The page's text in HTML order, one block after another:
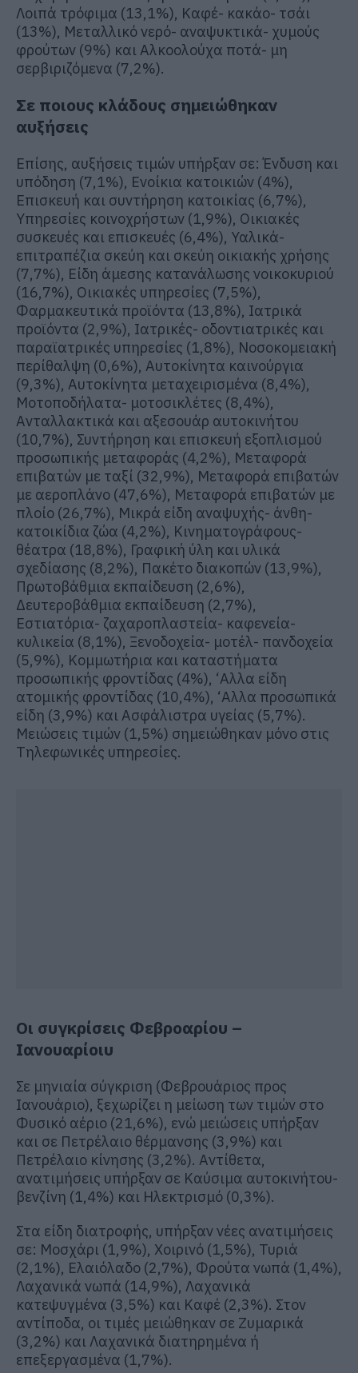
Λοιπά τρόφιμα (13,1%), Καφέ- κακάο- τσάι
(13%), Μεταλλικό νερό- αναψυκτικά- χυμούς
φρούτων (9%) και Αλκοολούχα ποτά- μη
σερβιριζόμενα (7,2%).
Σε ποιους κλάδους σημειώθηκαν
αυξήσεις
Επίσης, αυξήσεις τιμών υπήρξαν σε: Ένδυση και
υπόδηση (7,1%), Ενοίκια κατοικιών (4%),
Επισκευή και συντήρηση κατοικίας (6,7%),
Υπηρεσίες κοινοχρήστων (1,9%), Οικιακές
συσκευές και επισκευές (6,4%), Υαλικά-
επιτραπέζια σκεύη και σκεύη οικιακής χρήσης
(7,7%), Είδη άμεσης κατανάλωσης νοικοκυριού
(16,7%), Οικιακές υπηρεσίες (7,5%),
Φαρμακευτικά προϊόντα (13,8%), Ιατρικά
προϊόντα (2,9%), Ιατρικές- οδοντιατρικές και
παραϊατρικές υπηρεσίες (1,8%), Νοσοκομειακή
περίθαλψη (0,6%), Αυτοκίνητα καινούργια
(9,3%), Αυτοκίνητα μεταχειρισμένα (8,4%),
Μοτοποδήλατα- μοτοσικλέτες (8,4%),
Ανταλλακτικά και αξεσουάρ αυτοκινήτου
(10,7%), Συντήρηση και επισκευή εξοπλισμού
προσωπικής μεταφοράς (4,2%), Μεταφορά
επιβατών με ταξί (32,9%), Μεταφορά επιβατών
με αεροπλάνο (47,6%), Μεταφορά επιβατών με
πλοίο (26,7%), Μικρά είδη αναψυχής- άνθη-
κατοικίδια ζώα (4,2%), Κινηματογράφους-
θέατρα (18,8%), Γραφική ύλη και υλικά
σχεδίασης (8,2%), Πακέτο διακοπών (13,9%),
Πρωτοβάθμια εκπαίδευση (2,6%),
Δευτεροβάθμια εκπαίδευση (2,7%),
Εστιατόρια- ζαχαροπλαστεία- καφενεία-
κυλικεία (8,1%), Ξενοδοχεία- μοτέλ- πανδοχεία
(5,9%), Κομμωτήρια και καταστήματα
προσωπικής φροντίδας (4%), ‘Αλλα είδη
ατομικής φροντίδας (10,4%), ‘Αλλα προσωπικά
είδη (3,9%) και Ασφάλιστρα υγείας (5,7%).
Μειώσεις τιμών (1,5%) σημειώθηκαν μόνο στις
Τηλεφωνικές υπηρεσίες.
Οι συγκρίσεις Φεβροαρίου –
Ιανουαρίοιυ
Σε μηνιαία σύγκριση (Φεβρουάριος προς
Ιανουάριο), ξεχωρίζει η μείωση των τιμών στο
Φυσικό αέριο (21,6%), ενώ μειώσεις υπήρξαν
και σε Πετρέλαιο θέρμανσης (3,9%) και
Πετρέλαιο κίνησης (3,2%). Αντίθετα,
ανατιμήσεις υπήρξαν σε Καύσιμα αυτοκινήτου-
βενζίνη (1,4%) και Ηλεκτρισμό (0,3%).
Στα είδη διατροφής, υπήρξαν νέες ανατιμήσεις
σε: Μοσχάρι (1,9%), Χοιρινό (1,5%), Τυριά
(2,1%), Ελαιόλαδο (2,7%), Φρούτα νωπά (1,4%),
Λαχανικά νωπά (14,9%), Λαχανικά
κατεψυγμένα (3,5%) και Καφέ (2,3%). Στον
αντίποδα, οι τιμές μειώθηκαν σε Ζυμαρικά
(3,2%) και Λαχανικά διατηρημένα ή
επεξεργασμένα (1,7%).